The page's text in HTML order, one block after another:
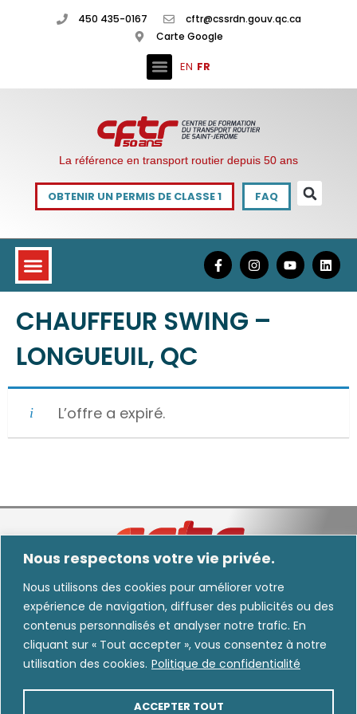
Nous respectons votre vie privée.
Nous utilisons des cookies pour améliorer votre
expérience de navigation, diffuser des publicités ou des
contenus personnalisés et analyser notre trafic. En
cliquant sur « Tout accepter », vous consentez à notre
utilisation des cookies. Politique de confidentialité
ACCEPTER TOUT
450 435-0167
cftr@cssrdn.gouv.qc.ca
Carte Google
EN FR
La référence en transport routier depuis 50 ans
OBTENIR UN PERMIS DE CLASSE 1 FAQ
CHAUFFEUR SWING –
LONGUEUIL, QC
L’offre a expiré.
Nous informons les utilisateurs que certaines images diffusées dans nos
communications peuvent avoir été générées, modifiées ou améliorées au moyen
de l’intelligence artificielle.